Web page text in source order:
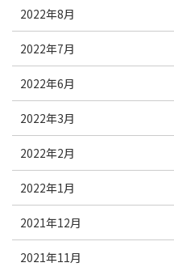
2022年8月
2022年7月
2022年6月
2022年3月
2022年2月
2022年1月
2021年12月
2021年11月